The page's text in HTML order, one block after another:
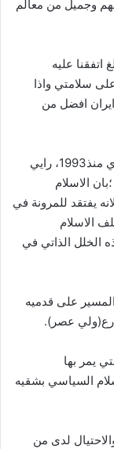
مهم وجميل من معالم
عليه
سلامتي واذا
افضل من
من ناحيتي كان لي رأي يختلف تماما وتبلور عندي منذ1993، رايي
الاسلام
يفتقد للمرونة في
الاسلام
الخلل الذاتي في
على قدميه
عصر).
يمر بها
السياسي بشقيه
لدى من